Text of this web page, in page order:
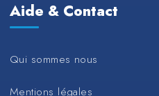
Aide & Contact
Qui sommes nous
Mentions légales